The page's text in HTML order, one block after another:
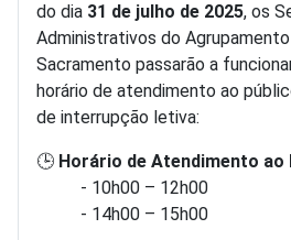
do dia 31 de julho de 2025, os
Administrativos do
Sacramento passarão a
horário de atendimento ao
de interrupção letiva:
🕒 Horário de Atendimento ao
- 10h00 – 12h00
- 14h00 – 15h00